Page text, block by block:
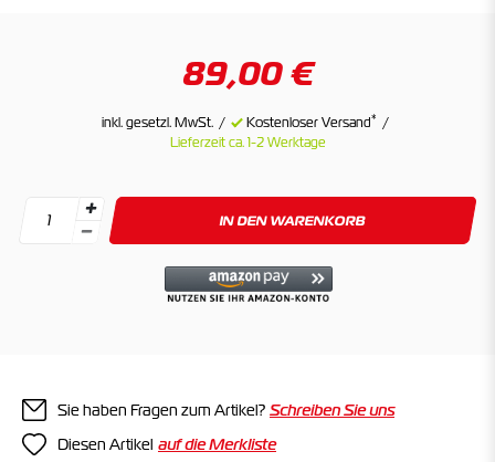
89,00 €
inkl. gesetzl. MwSt. Kostenloser Versand*
Lieferzeit ca. 1-2 Werktage
IN DEN WARENKORB
Sie haben Fragen zum Artikel? Schreiben Sie uns
Diesen Artikel